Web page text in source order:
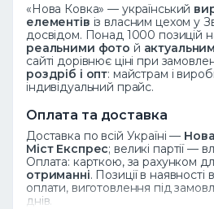
«Нова Ковка» — український
елементів із власним цехом у
досвідом. Понад 1000 позицій
реальними фото й
сайті дорівнює ціні при
роздріб і опт: майстрам і
індивідуальний прайс.
Оплата та доставка
Доставка по всій Україні —
Міст Експрес; великі партії —
Оплата: карткою, за рахунком
отриманні. Позиції в
оплати, виготовлення під
днів.